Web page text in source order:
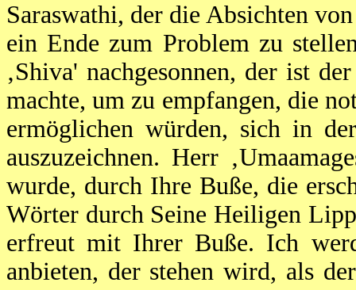
Saraswathi, der die Absichten
ein Ende zum Problem zu
‚Shiva' nachgesonnen, der ist
machte, um zu empfangen, die
ermöglichen würden, sich in
auszuzeichnen. Herr
wurde, durch Ihre Buße, die
Wörter durch Seine Heiligen
erfreut mit Ihrer Buße. Ich
anbieten, der stehen wird, als